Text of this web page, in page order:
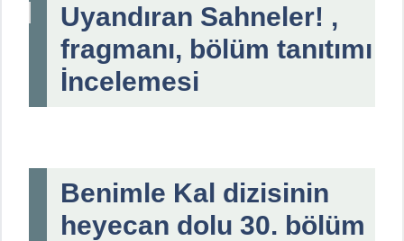
Uyandıran Sahneler! ,
fragmanı, bölüm tanıtımı
İncelemesi
Benimle Kal dizisinin
heyecan dolu 30. bölüm